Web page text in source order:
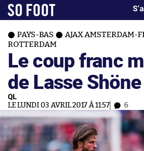
PAYS-BAS
AJAX AMSTERDAM-
ROTTERDAM
Le coup franc
de Lasse Shöne
QL
LE LUNDI 03 AVRIL 2017 À 11:57 6